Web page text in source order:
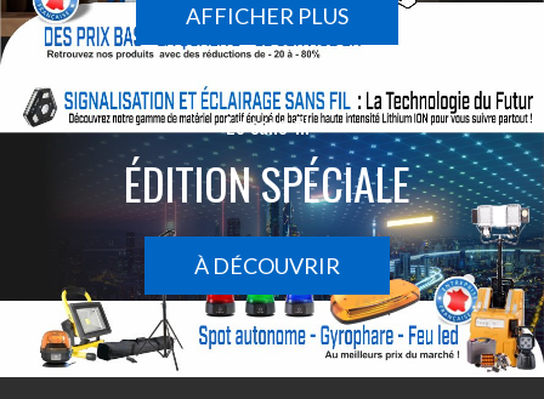
AFFICHER PLUS
Le sans-fil
ÉDITION SPÉCIALE
À DÉCOUVRIR